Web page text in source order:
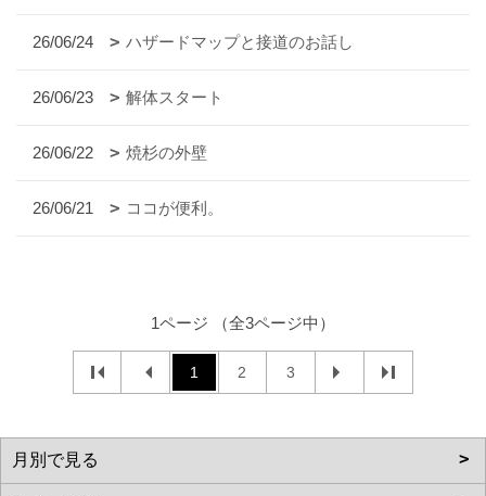
26/06/24 ハザードマップと接道のお話し
26/06/23 解体スタート
26/06/22 焼杉の外壁
26/06/21 ココが便利。
1ページ （全3ページ中）
1 2 3